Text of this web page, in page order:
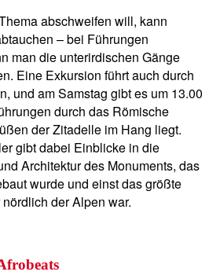
abschweifen will, kann
– bei Führungen
man die unterirdischen Gänge
Eine Exkursion führt auch durch
und am Samstag gibt es um 13.00
durch das Römische
der Zitadelle im Hang liegt.
gibt dabei Einblicke in die
Architektur des Monuments, das
wurde und einst das größte
der Alpen war.